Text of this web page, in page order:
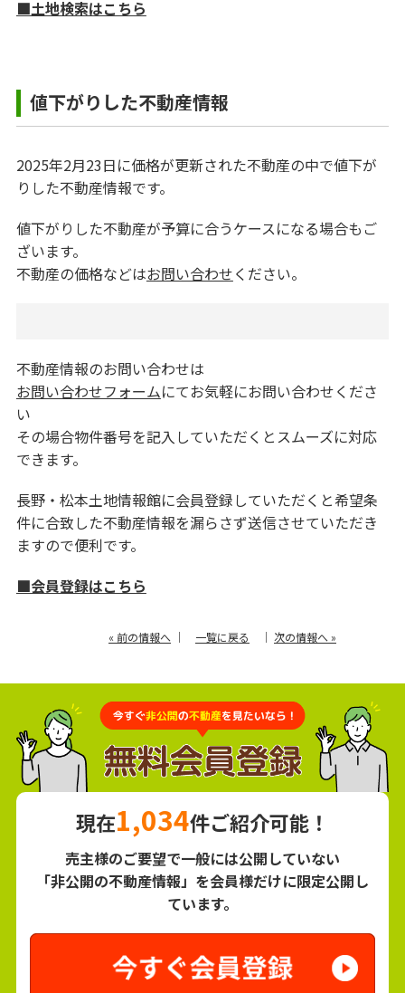
■土地検索はこちら
値下がりした不動産情報
2025年2月23日に価格が更新された不動産の中で値下が
りした不動産情報です。
値下がりした不動産が予算に合うケースになる場合もご
ざいます。
不動産の価格などはお問い合わせください。
不動産情報のお問い合わせは
お問い合わせフォームにてお気軽にお問い合わせくださ
い
その場合物件番号を記入していただくとスムーズに対応
できます。
長野・松本土地情報館に会員登録していただくと希望条
件に合致した不動産情報を漏らさず送信させていただき
ますので便利です。
■会員登録はこちら
« 前の情報へ ｜ 一覧に戻る ｜ 次の情報へ »
現在1,034件ご紹介可能！
売主様のご要望で一般には公開していない
「非公開の不動産情報」を会員様だけに限定公開し
ています。